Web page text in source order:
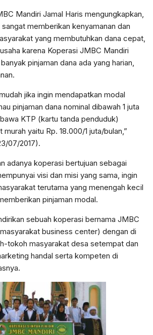
Mandiri Jamal Haris mengungkapkan,
memberikan kenyamanan dan
yang membutuhkan dana cepat,
karena Koperasi JMBC Mandiri
pinjaman dana ada yang harian,
jika ingin mendapatkan modal
pinjaman dana nominal dibawah 1 juta
KTP (kartu tanda penduduk)
yaitu Rp. 18.000/1 juta/bulan,”
07/2017).
adanya koperasi bertujuan sebagai
visi dan misi yang sama, ingin
terutama yang menengah kecil
pinjaman modal.
sebuah koperasi bernama JMBC
business center) dengan di
tokoh masyarakat desa setempat dan
handal serta kompeten di